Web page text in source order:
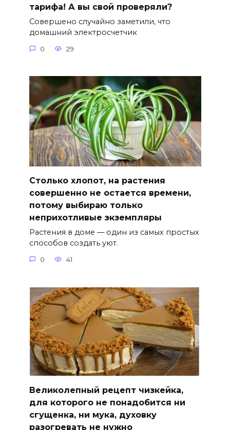
тарифа! А вы свой проверяли?
Совершено случайно заметили, что
домашний электросчетчик
0 29
Столько хлопот, на растения
совершенно не остается времени,
потому выбираю только
неприхотливые экземпляры
Растения в доме — один из самых простых
способов создать уют.
0 41
Великолепный рецепт чизкейка,
для которого не понадобится ни
сгущенка, ни мука, духовку
разогревать не нужно